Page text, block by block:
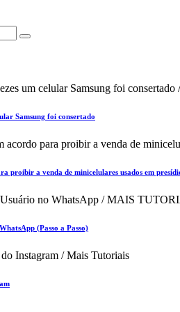
Samsung foi consertado
proibir a venda de minicelulares usados em
(Passo a Passo)